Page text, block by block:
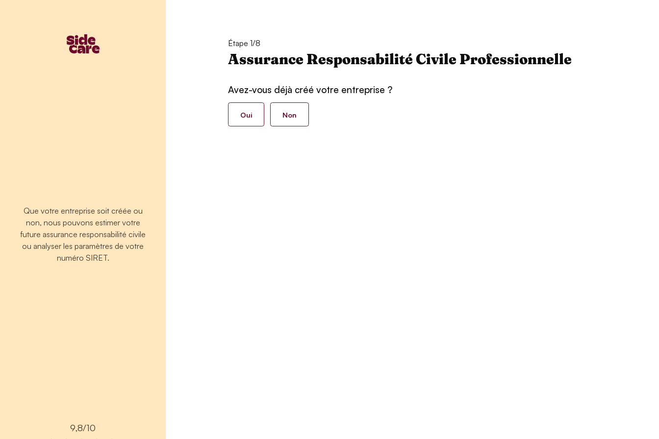
Que votre entreprise soit créée ou
non, nous pouvons estimer votre
future assurance responsabilité civile
ou analyser les paramètres de votre
numéro SIRET.
9,8/10
Étape 1/8
Assurance Responsabilité Civile Professionnelle
Avez-vous déjà créé votre entreprise ?
Oui Non